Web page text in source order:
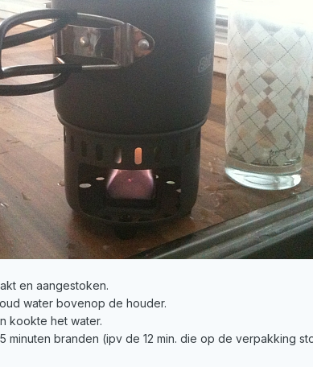
en aangestoken.
water bovenop de houder.
kookte het water.
minuten branden (ipv de 12 min. die op de verpakking